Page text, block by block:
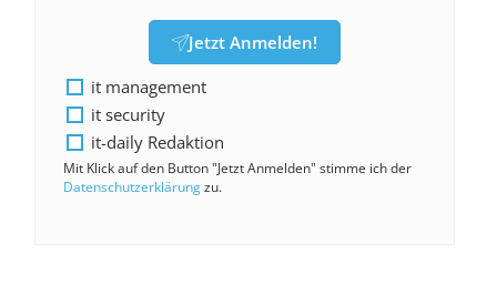
Jetzt Anmelden!
it management
it security
it-daily Redaktion
Mit Klick auf den Button "Jetzt Anmelden" stimme ich der
Datenschutzerklärungzu.